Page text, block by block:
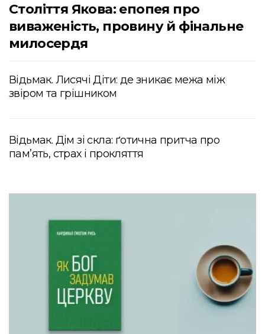
Століття Якова: епопея про
виваженість, провину й фінальне
милосердя
Відьмак. Лисячі Діти: де зникає межа між
звіром та грішником
Відьмак. Дім зі скла: ґотична притча про
пам’ять, страх і прокляття